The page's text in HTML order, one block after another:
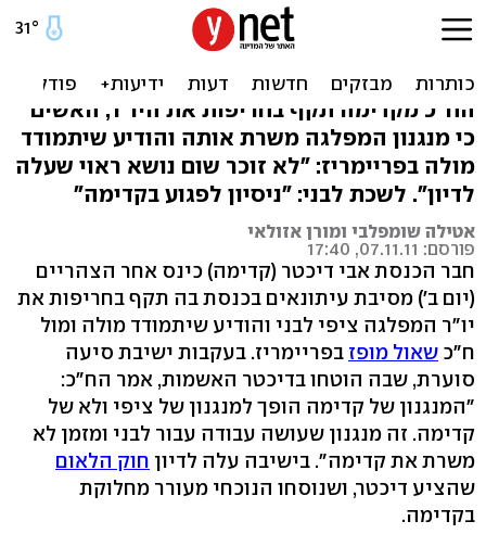
דיכטר: קדימה לא דמוקרטית,
אתמודד מול לבני
הח"כ מקדימה תקף בחריפות את היו"ר, האשים
כי מנגנון המפלגה משרת אותה והודיע שיתמודד
מולה בפריימריז: "לא זוכר שום נושא ראוי שעלה
לדיון". לשכת לבני: "ניסיון לפגוע בקדימה"
אטילה שומפלבי ומורן אזולאי
פורסם: 07.11.11, 17:40
חבר הכנסת אבי דיכטר (קדימה) כינס אחר הצהריים
(יום ב') מסיבת עיתונאים בכנסת בה תקף בחריפות את
יו"ר המפלגה ציפי לבני והודיע שיתמודד מולה ומול
ח"כ שאול מופז בפריימריז. בעקבות ישיבת סיעה
סוערת, שבה הוטחו בדיכטר האשמות, אמר הח"כ:
"המנגנון של קדימה הופך למנגנון של ציפי ולא של
קדימה. זה מנגנון שעושה עבודה עבור לבני ומזמן לא
משרת את קדימה". בישיבה עלה לדיון חוק הלאום
שהציע דיכטר, ושנוסחו הנוכחי מעורר מחלוקת
בקדימה.